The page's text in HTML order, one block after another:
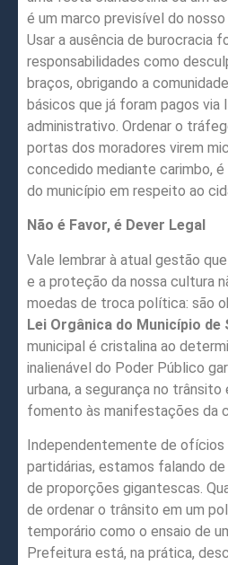
é um marco previsível do
Usar a ausência de burocracia
responsabilidades como
braços, obrigando a
básicos que já foram pagos via
administrativo. Ordenar o
portas dos moradores virem
concedido mediante carimbo,
do município em respeito ao
Não é Favor, é Dever Legal
Vale lembrar à atual gestão
e a proteção da nossa cultura
moedas de troca política: são
Lei Orgânica do Município de
municipal é cristalina ao
inalienável do Poder Público
urbana, a segurança no
fomento às manifestações da
Independentemente de
partidárias, estamos falando
de proporções gigantescas.
de ordenar o trânsito em um
temporário como o ensaio de
Prefeitura está, na prática,